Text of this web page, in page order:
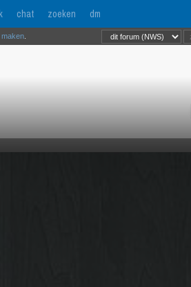
chat zoeken dm